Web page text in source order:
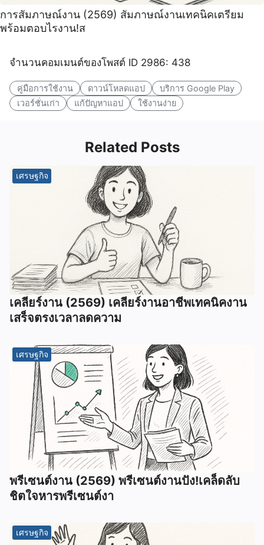
การสัมภาษณ์งาน (2569) สัมภาษณ์งานเทคนิคเตรียม
พร้อมตอบไรงาน!ส
จำนวนคอมเมนต์ของโพสต์ ID 2986: 438
คู่มือการใช้งาน ดาวน์โหลดแอป
บริการ Google Play
เวอร์ชั่นเก่า
แก้ปัญหาแอป ใช้งานง่าย
Related Posts
เศรษฐกิจ
เคลียร์งาน (2569) เคลียร์งานอาชีพเทคนิคงาน
เสร็จตรงเวลาลดความ
เศรษฐกิจ
พรีเซนต์งาน (2569) พรีเซนต์งานปัง!เคล็ดลับ
ชิตใจหารพรีเซนต์งา
เศรษฐกิจ